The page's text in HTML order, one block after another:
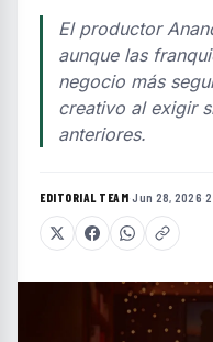
El productor
aunque las
negocio más
creativo al exigir
anteriores.
EDITORIAL TEAM·Jun 28, 2026·